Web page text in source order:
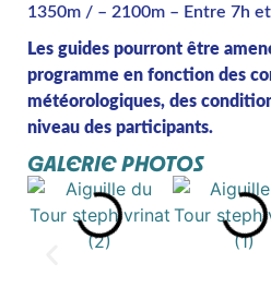
1350m / – 2100m – Entre 7h
Les guides pourront être
programme en fonction des
météorologiques, des
niveau des participants.
GALERIE PHOTOS